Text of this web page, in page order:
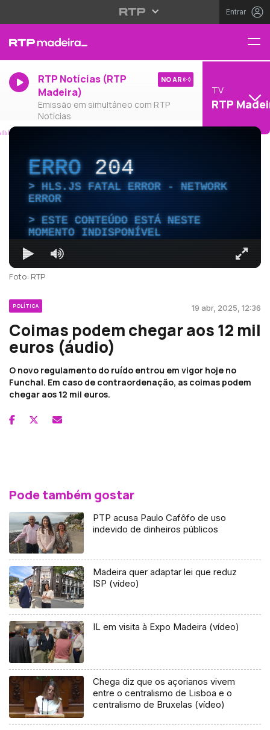
Entrar
RTP Notícias (RTP
Madeira)
Emissão em simultâneo com RTP
Notícias
NO AR
TV
RTP
ERRO204
HLS.JS FATAL ERROR - NETWORK
ERROR
ESTE CONTEÚDO ESTÁ NESTE
MOMENTO INDISPONÍVEL
Foto: RTP
POLÍTICA 19 abr, 2025, 12:36
Coimas podem chegar aos 12 mil
euros (áudio)
O novo regulamento do ruído entrou em vigor hoje no
Funchal. Em caso de contraordenação, as coimas podem
chegar aos 12 mil euros.
Pode também gostar
PTP acusa Paulo Cafôfo de uso
indevido de dinheiros públicos
Madeira quer adaptar lei que reduz
ISP (vídeo)
IL em visita à Expo Madeira (vídeo)
Chega diz que os açorianos vivem
entre o centralismo de Lisboa e o
centralismo de Bruxelas (vídeo)